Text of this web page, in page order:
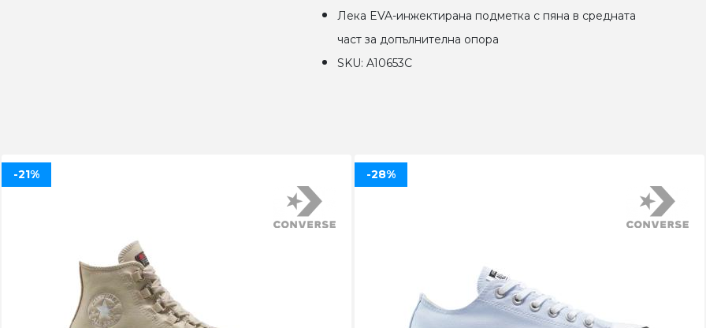
Лека EVA-инжектирана подметка с пяна в средната
част за допълнителна опора
SKU: A10653C
-21% -28%